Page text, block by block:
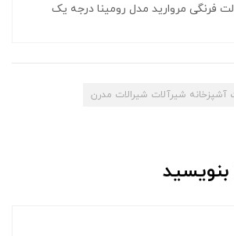
فرنگی مروارید مدل رومینا درجه یک
آشپزخانه شیرآلات شیرالات مدرن
بنویسید